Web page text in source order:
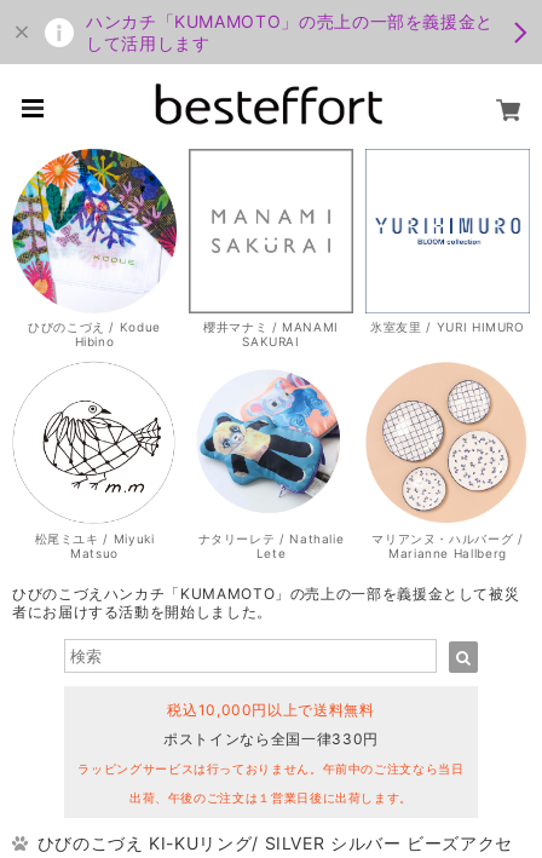
ハンカチ「KUMAMOTO」の売上の一部を義援金と
して活用します
ひびのこづえ / Kodue
Hibino
櫻井マナミ / MANAMI
SAKURAI
氷室友里 / YURI HIMURO
松尾ミユキ / Miyuki
Matsuo
ナタリーレテ / Nathalie
Lete
マリアンヌ・ハルバーグ /
Marianne Hallberg
ひびのこづえハンカチ「KUMAMOTO」の売上の一部を義援金として被災
者にお届けする活動を開始しました。
税込10,000円以上で送料無料
ポストインなら全国一律330円
ラッピングサービスは行っておりません。午前中のご注文なら当日
出荷、午後のご注文は１営業日後に出荷します。
ひびのこづえ KI-KUリング/ SILVER シルバー ビーズアクセ